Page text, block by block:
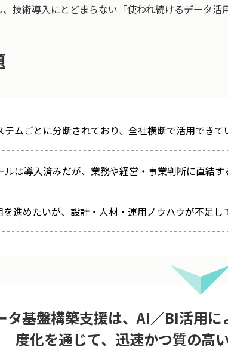
技術導入にとどまらない「使われ続けるデータ活
テムごとに分断されており、全社横断で活用できて
ルは導入済みだが、業務や経営・事業判断に直結
進めたいが、設計・人材・運用ノウハウが不足し
タ基盤構築支援は、AI／BI活用
度化を通じて、迅速かつ質の高